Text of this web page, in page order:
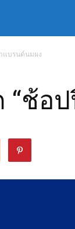
แบรนด์นมผง
“ช้